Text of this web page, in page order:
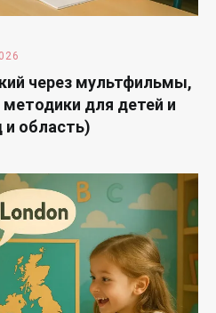
через мультфильмы,
методики для детей и
и область)